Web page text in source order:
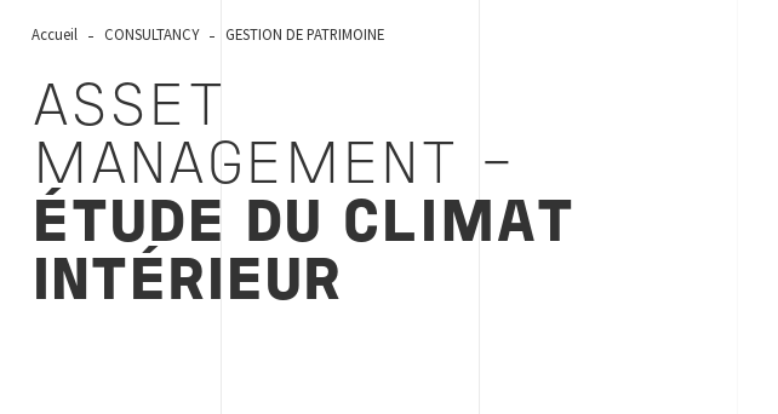
Accueil CONSULTANCY GESTION DE PATRIMOINE
ASSET
MANAGEMENT -
ÉTUDE DU CLIMAT
INTÉRIEUR